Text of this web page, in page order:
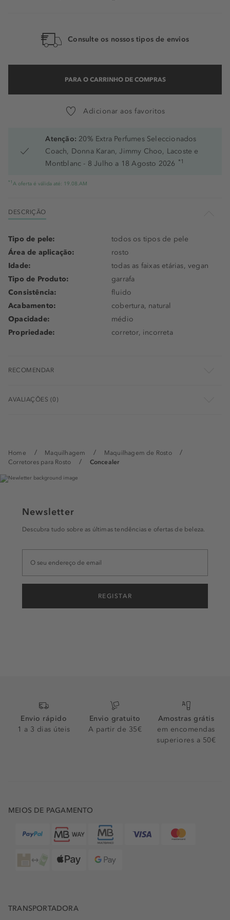
Home Maquilhagem
Maquilhagem de Rosto
Corretores para Rosto
Concealer
L2 Neutral
Lm1 Neutral
Lm2 Olive
M1 Neutral
Consulte os nossos tipos de envios
PARA O CARRINHO DE COMPRAS
Adicionar aos favoritos
Atenção: 20% Extra Perfumes Seleccionados
Coach, Donna Karan, Jimmy Choo, Lacoste e
Montblanc - 8 Julho a 18 Agosto 2026 *1
*1 A oferta é válida até: 19.08.AM
DESCRIÇÃO
Tipo de pele:
todos os tipos de pele
Área de aplicação:
rosto
Idade:
todas as faixas etárias, vegan
Tipo de Produto:
garrafa
Consistência:
fluido
Acabamento:
cobertura, natural
Opacidade:
médio
Propriedade:
corretor, incorreta
RECOMENDAR
AVALIAÇÕES (0)
Newsletter
Descubra tudo sobre as últimas tendências e ofertas de beleza.
REGISTAR
Envio rápido
1 a 3 dias úteis
Envio gratuito
A partir de 35€
Amostras grátis
em encomendas
superiores a 50€
MEIOS DE PAGAMENTO
TRANSPORTADORA